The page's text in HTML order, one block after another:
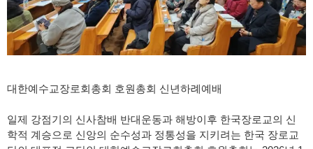
대한예수교장로회총회 호원총회 신년하례예배
일제 강점기의 신사참배 반대운동과 해방이후 한국장로교의 신
학적 계승으로 신앙의 순수성과 정통성을 지키려는 한국 장로교